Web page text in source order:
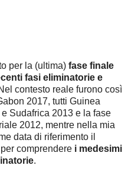
per la (ultima) fase finale
fasi eliminatorie e
contesto reale furono così
2017, tutti Guinea
Sudafrica 2013 e la fase
2012, mentre nella mia
data di riferimento il
comprendere i medesimi
.